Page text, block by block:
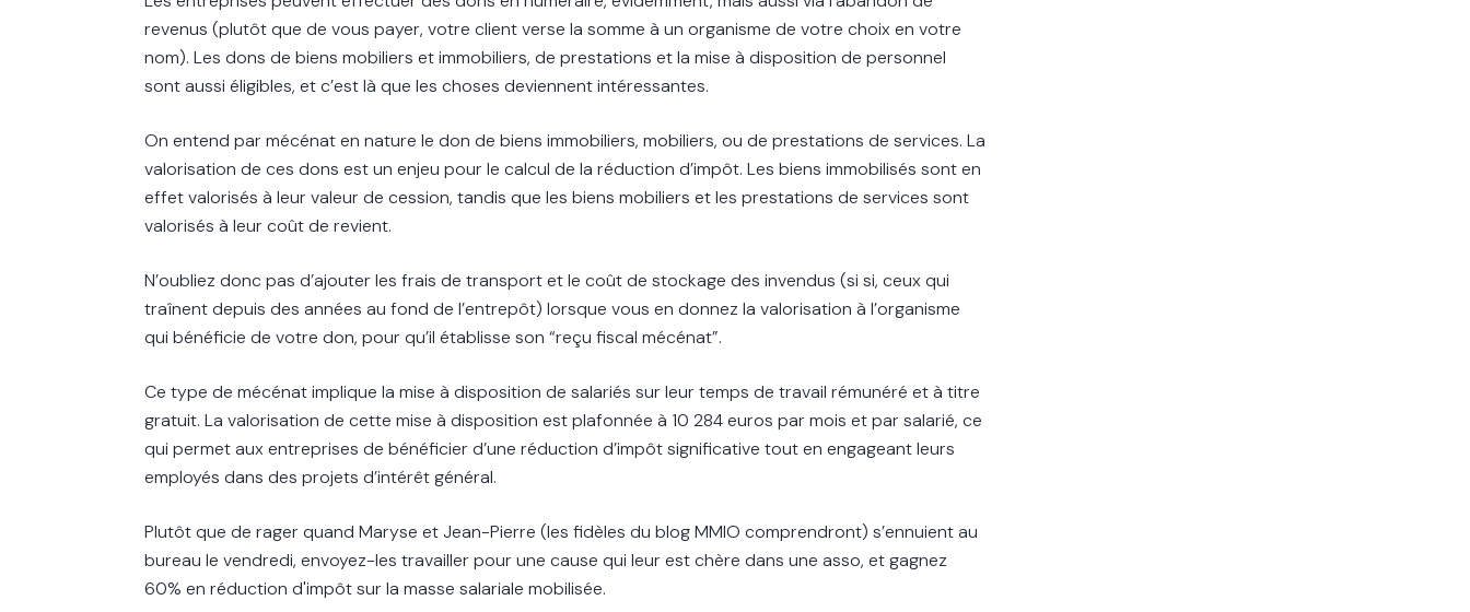
revenus (plutôt que de vous payer, votre client verse la somme à un organisme de votre choix en votre
nom). Les dons de biens mobiliers et immobiliers, de prestations et la mise à disposition de personnel
sont aussi éligibles, et c’est là que les choses deviennent intéressantes.
On entend par mécénat en nature le don de biens immobiliers, mobiliers, ou de prestations de services. La
valorisation de ces dons est un enjeu pour le calcul de la réduction d’impôt. Les biens immobilisés sont en
effet valorisés à leur valeur de cession, tandis que les biens mobiliers et les prestations de services sont
valorisés à leur coût de revient.
N’oubliez donc pas d’ajouter les frais de transport et le coût de stockage des invendus (si si, ceux qui
traînent depuis des années au fond de l’entrepôt) lorsque vous en donnez la valorisation à l’organisme
qui bénéficie de votre don, pour qu’il établisse son “reçu fiscal mécénat”.
Ce type de mécénat implique la mise à disposition de salariés sur leur temps de travail rémunéré et à titre
gratuit. La valorisation de cette mise à disposition est plafonnée à 10 284 euros par mois et par salarié, ce
qui permet aux entreprises de bénéficier d’une réduction d’impôt significative tout en engageant leurs
employés dans des projets d’intérêt général.
Plutôt que de rager quand Maryse et Jean-Pierre (les fidèles du blog MMIO comprendront) s’ennuient au
bureau le vendredi, envoyez-les travailler pour une cause qui leur est chère dans une asso, et gagnez
60% en réduction d'impôt sur la masse salariale mobilisée.